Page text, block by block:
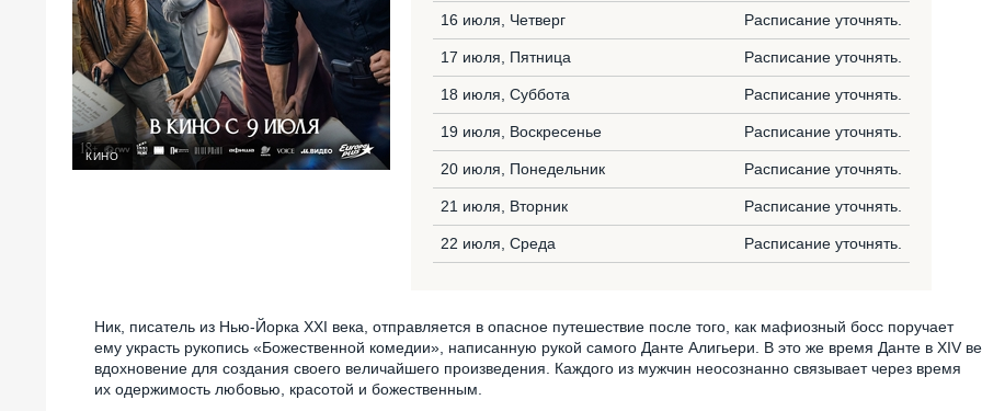
КИНО
16 июля, Четверг Расписание уточнять.
17 июля, Пятница Расписание уточнять.
18 июля, Суббота Расписание уточнять.
19 июля, Воскресенье Расписание уточнять.
20 июля, Понедельник Расписание уточнять.
21 июля, Вторник Расписание уточнять.
22 июля, Среда Расписание уточнять.
Ник, писатель из Нью-Йорка XXI века, отправляется в опасное путешествие после того, как мафиозный босс поручает
ему украсть рукопись «Божественной комедии», написанную рукой самого Данте Алигьери. В это же время Данте в XIV
вдохновение для создания своего величайшего произведения. Каждого из мужчин неосознанно связывает через время
их одержимость любовью, красотой и божественным.